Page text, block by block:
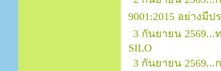
9001:2015 อย่างมี
3 กันยายน
SILO
3 กันยายน 2569...